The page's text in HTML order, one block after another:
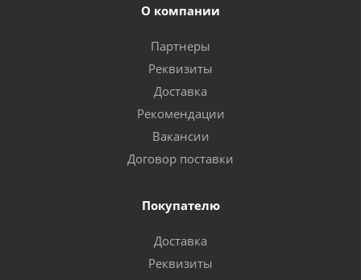
О компании
Партнеры
Реквизиты
Доставка
Рекомендации
Вакансии
Договор поставки
Покупателю
Доставка
Реквизиты